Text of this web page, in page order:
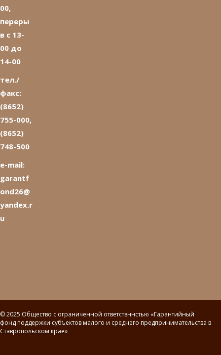
00,
переры
в с 13-
00 до
14-00
тел./
факс:
(8652)
755-000,
(8652)
748-500
e-mail:
garantf
ond26@
yandex.r
u
© 2025 Общество с ограниченной ответствннстью «Гарантийный
фонд поддержки субъектов малого и среднего предпринимательства в
Ставропольском крае»